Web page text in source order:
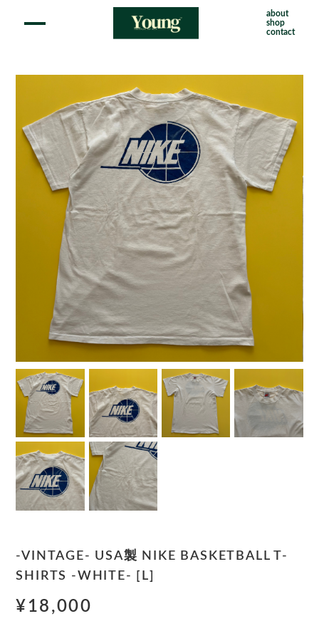
about
shop
contact
-VINTAGE- USA製 NIKE BASKETBALL T-
SHIRTS -WHITE- [L]
¥18,000